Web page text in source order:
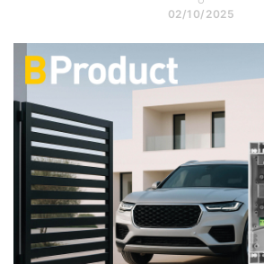
02/10/2025